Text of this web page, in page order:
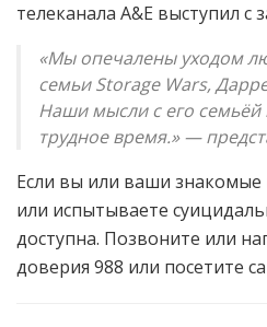
телеканала A&E выступил с
«Мы опечалены уходом
семьи Storage Wars,
Наши мысли с его семьёй
трудное время.» —
Если вы или ваши знакомые
или испытываете
доступна. Позвоните или
доверия 988 или посетите